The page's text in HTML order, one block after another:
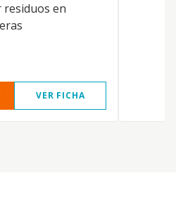
en
VER FICHA